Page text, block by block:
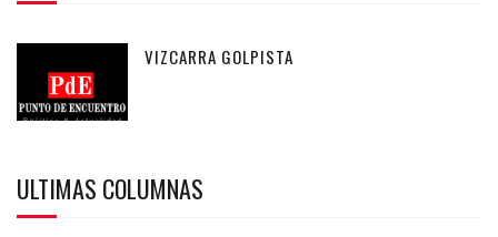
VIZCARRA GOLPISTA
ULTIMAS COLUMNAS